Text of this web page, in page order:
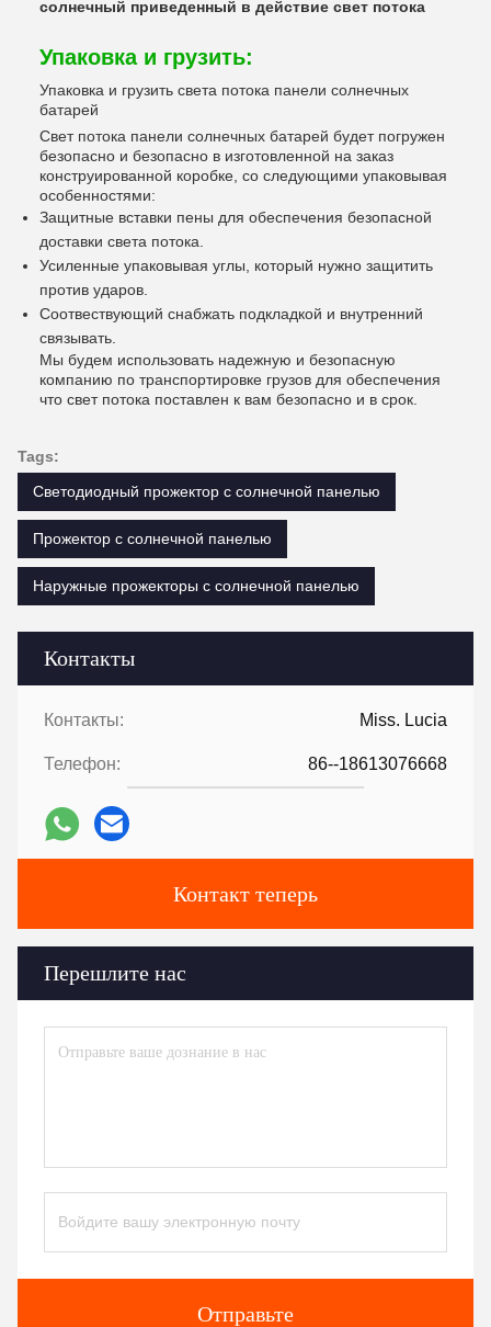
Контакты
Контакты: Miss. Lucia
Телефон: 86--18613076668
Контакт теперь
Перешлите нас
Отправьте
солнечный приведенный в действие свет потока
Упаковка и грузить:
Упаковка и грузить света потока панели солнечных
батарей
Свет потока панели солнечных батарей будет погружен
безопасно и безопасно в изготовленной на заказ
конструированной коробке, со следующими упаковывая
особенностями:
Защитные вставки пены для обеспечения безопасной
доставки света потока.
Усиленные упаковывая углы, который нужно защитить
против ударов.
Соотвествующий снабжать подкладкой и внутренний
связывать.
Мы будем использовать надежную и безопасную
компанию по транспортировке грузов для обеспечения
что свет потока поставлен к вам безопасно и в срок.
Tags:
Светодиодный прожектор с солнечной панелью
Прожектор с солнечной панелью
Наружные прожекторы с солнечной панелью